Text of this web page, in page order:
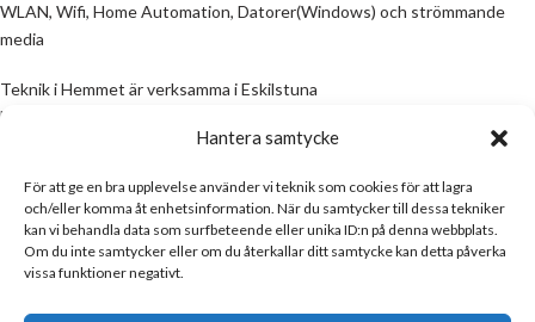
Hantera samtycke
För att ge en bra upplevelse använder vi teknik som cookies för att lagra
och/eller komma åt enhetsinformation. När du samtycker till dessa tekniker
kan vi behandla data som surfbeteende eller unika ID:n på denna webbplats.
Om du inte samtycker eller om du återkallar ditt samtycke kan detta påverka
vissa funktioner negativt.
WLAN, Wifi, Home Automation, Datorer(Windows) och strömmande
media
Teknik i Hemmet är verksamma i Eskilstuna
Email:
All information på denna sida skall ses som en guide, inte en manual. Om
information på sidan inte stämmer och/eller är felaktig, skicka gärna ett
mail